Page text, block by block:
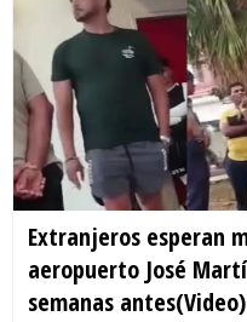
Extranjeros esperan
aeropuerto José
semanas antes(Video)